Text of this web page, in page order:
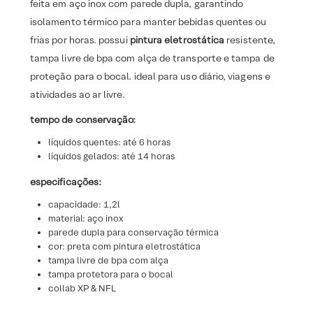
feita em aço inox com parede dupla, garantindo
isolamento térmico para manter bebidas quentes ou
frias por horas. possui pintura eletrostática resistente,
tampa livre de bpa com alça de transporte e tampa de
proteção para o bocal. ideal para uso diário, viagens e
atividades ao ar livre.
tempo de conservação:
líquidos quentes: até 6 horas
líquidos gelados: até 14 horas
especificações:
capacidade: 1,2l
material: aço inox
parede dupla para conservação térmica
cor: preta com pintura eletrostática
tampa livre de bpa com alça
tampa protetora para o bocal
collab XP & NFL